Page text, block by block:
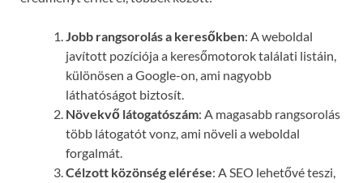
Jobb rangsorolás a keresőkben: A weboldal
javított pozíciója a keresőmotorok találati listáin,
különösen a Google-on, ami nagyobb
láthatóságot biztosít.
Növekvő látogatószám: A magasabb rangsorolás
több látogatót vonz, ami növeli a weboldal
forgalmát.
Célzott közönség elérése: A SEO lehetővé teszi,